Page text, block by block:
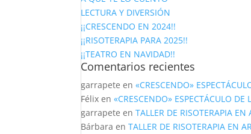
LECTURA Y DIVERSIÓN
¡¡CRESCENDO EN 2024!!
¡¡RISOTERAPIA PARA 2025!!
¡¡TEATRO EN NAVIDAD!!
Comentarios recientes
garrapete en«CRESCENDO»
Félix en«CRESCENDO» ESPECTÁCULO DE
garrapete enTALLER DE RISOTERAPIA
Bárbara enTALLER DE RISOTERAPIA EN